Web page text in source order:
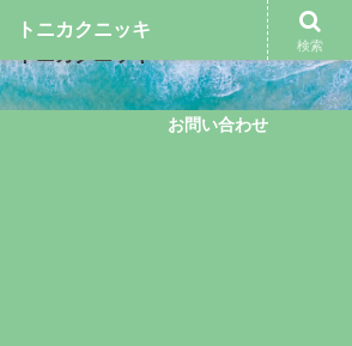
お問い合わせ
トニカクニッキ
検索